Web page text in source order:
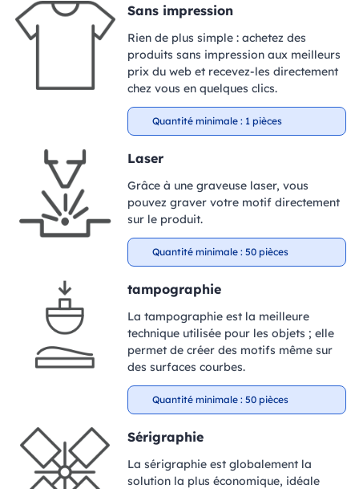
Sans impression
Rien de plus simple : achetez des
produits sans impression aux meilleurs
prix du web et recevez-les directement
chez vous en quelques clics.
Quantité minimale : 1 pièces
Laser
Grâce à une graveuse laser, vous
pouvez graver votre motif directement
sur le produit.
Quantité minimale : 50 pièces
tampographie
La tampographie est la meilleure
technique utilisée pour les objets ; elle
permet de créer des motifs même sur
des surfaces courbes.
Quantité minimale : 50 pièces
Sérigraphie
La sérigraphie est globalement la
solution la plus économique, idéale